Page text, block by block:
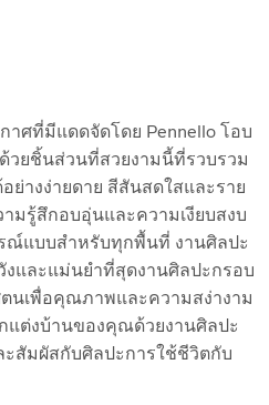
ศที่มีแดดจัดโดย Pennello โอบ
วยชิ้นส่วนที่สวยงามนี้ที่รวบรวม
างง่ายดาย สีสันสดใสและราย
มรู้สึกอบอุ่นและความเงียบสงบ
ณ์แบบสำหรับทุกพื้นที่ งานศิลปะ
และแม่นยำที่สุดงานศิลปะกรอบ
นเพื่อคุณภาพและความสง่างาม
แต่งบ้านของคุณด้วยงานศิลปะ
สัมผัสกับศิลปะการใช้ชีวิตกับ